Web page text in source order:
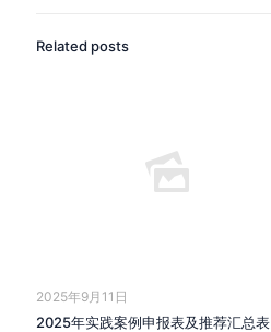
Related posts
2025年9月11日
2025年实践案例申报表及推荐汇总表